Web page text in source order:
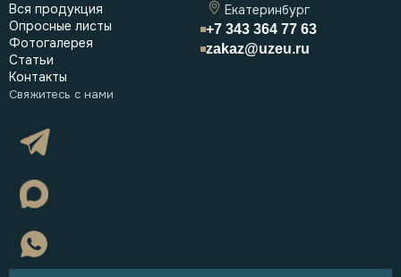
Екатеринбург
+7 343 364 77 63
zakaz@uzeu.ru
Вся продукция
Опросные листы
Фотогалерея
Статьи
Контакты